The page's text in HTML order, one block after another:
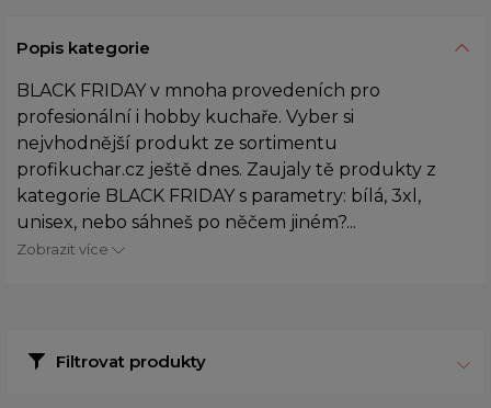
Popis kategorie
BLACK FRIDAY v mnoha provedeních pro
profesionální i hobby kuchaře. Vyber si
nejvhodnější produkt ze sortimentu
profikuchar.cz ještě dnes. Zaujaly tě produkty z
kategorie BLACK FRIDAY s parametry: bílá, 3xl,
unisex, nebo sáhneš po něčem jiném?...
Zobrazit více
Filtrovat produkty